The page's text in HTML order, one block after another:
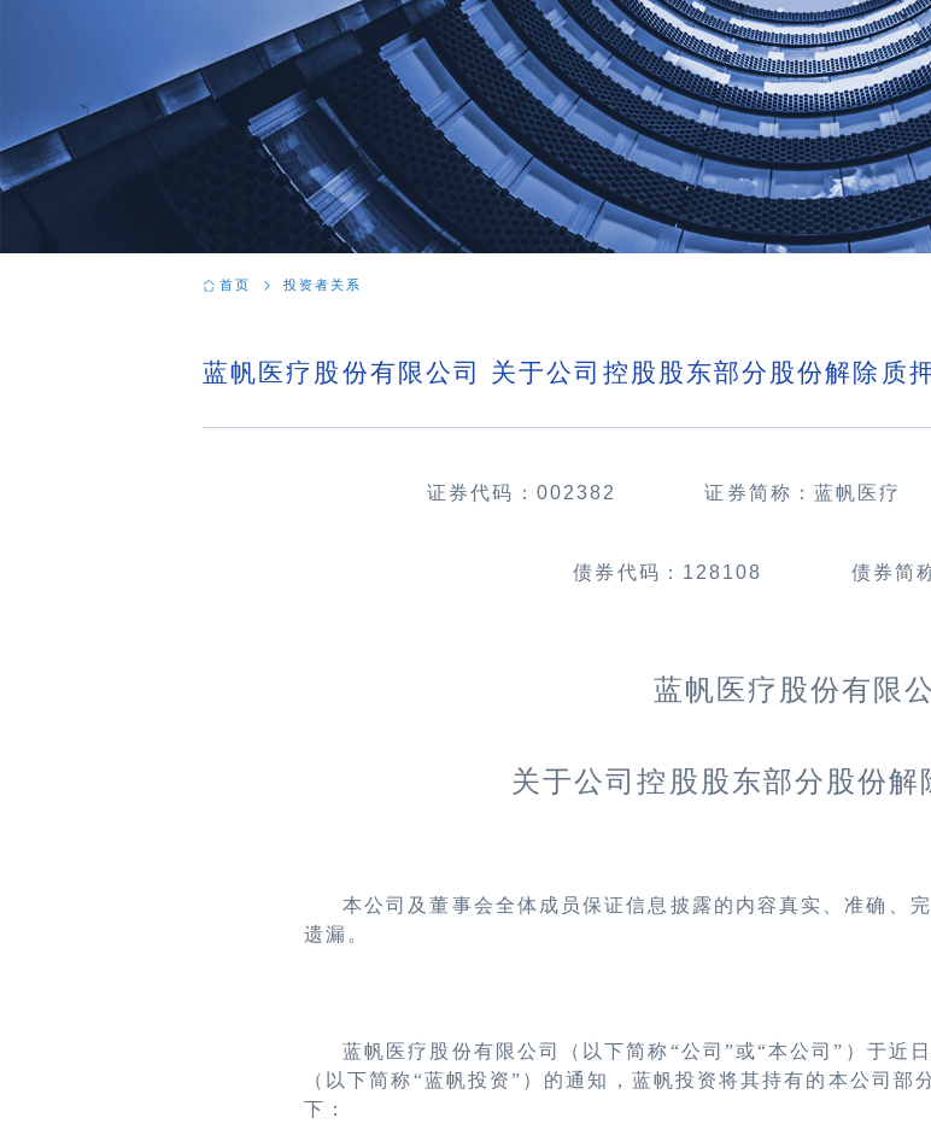
首页 投资者关系
蓝帆医疗股份有限公司 关于公司控股股东部分股份解除质
证券代码： 002382 证券简称：蓝帆医疗
债券代码： 128108 债券简
蓝帆医疗股份有限
关于公司控股股东部分股份解
本公司及董事会全体成员保证信息披露的内容真实、准确、
遗漏。
蓝帆医疗股份有限公司（以下简称“公司”或“本公司”）于近
（以下简称“蓝帆投资”）的通知，蓝帆投资将其持有的本公司部
下：